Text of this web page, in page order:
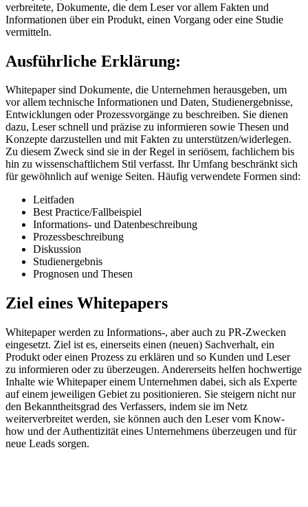
verbreitete, Dokumente, die dem Leser vor allem Fakten und
Informationen über ein Produkt, einen Vorgang oder eine Studie
vermitteln.
Ausführliche Erklärung:
Whitepaper sind Dokumente, die Unternehmen herausgeben, um
vor allem technische Informationen und Daten, Studienergebnisse,
Entwicklungen oder Prozessvorgänge zu beschreiben. Sie dienen
dazu, Leser schnell und präzise zu informieren sowie Thesen und
Konzepte darzustellen und mit Fakten zu unterstützen/widerlegen.
Zu diesem Zweck sind sie in der Regel in seriösem, fachlichem bis
hin zu wissenschaftlichem Stil verfasst. Ihr Umfang beschränkt sich
für gewöhnlich auf wenige Seiten. Häufig verwendete Formen sind:
Leitfaden
Best Practice/Fallbeispiel
Informations- und Datenbeschreibung
Prozessbeschreibung
Diskussion
Studienergebnis
Prognosen und Thesen
Ziel eines Whitepapers
Whitepaper werden zu Informations-, aber auch zu PR-Zwecken
eingesetzt. Ziel ist es, einerseits einen (neuen) Sachverhalt, ein
Produkt oder einen Prozess zu erklären und so Kunden und Leser
zu informieren oder zu überzeugen. Andererseits helfen hochwertige
Inhalte wie Whitepaper einem Unternehmen dabei, sich als Experte
auf einem jeweiligen Gebiet zu positionieren. Sie steigern nicht nur
den Bekanntheitsgrad des Verfassers, indem sie im Netz
weiterverbreitet werden, sie können auch den Leser vom Know-
how und der Authentizität eines Unternehmens überzeugen und für
neue Leads sorgen.